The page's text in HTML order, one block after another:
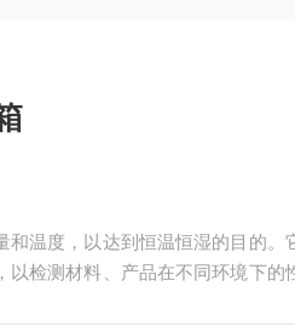
温度，以达到恒温恒湿的目的。
检测材料、产品在不同环境下的